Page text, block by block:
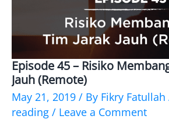
Episode 45 – Risiko
Jauh (Remote)
May 21, 2019 / By Fikry Fatullah
reading / Leave a Comment
Episode
45
–